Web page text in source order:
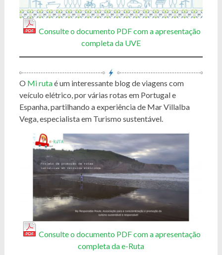
Consulte o documento PDF com a apresentação
completa da UVE
O Mi rutaé um interessante blog de viagens com
veículo elétrico, por várias rotas em Portugal e
Espanha, partilhando a experiência de Mar Villalba
Vega, especialista em Turismo sustentável.
Consulte o documento PDF com a apresentação
completa da e-Ruta